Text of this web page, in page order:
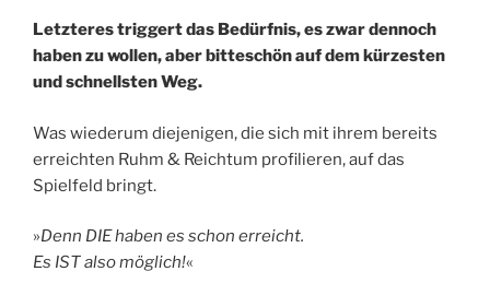
Letzteres triggert das Bedürfnis, es zwar dennoch
haben zu wollen, aber bitteschön auf dem kürzesten
und schnellsten Weg.
Was wiederum diejenigen, die sich mit ihrem bereits
erreichten Ruhm & Reichtum profilieren, auf das
Spielfeld bringt.
»Denn DIE haben es schon erreicht.
Es IST also möglich!«